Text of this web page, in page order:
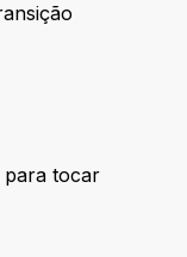
para tocar